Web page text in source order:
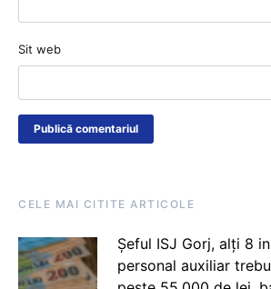
Sit web
CELE MAI CITITE ARTICOLE
Șeful ISJ Gorj, alți 8
personal auxiliar